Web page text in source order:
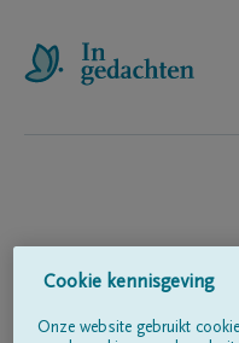
Cookie kennisgeving
Onze website gebruikt